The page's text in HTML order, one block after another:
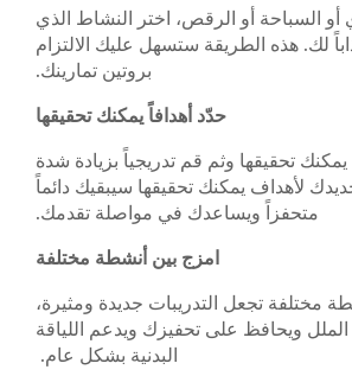
السباحة أو الرقص، اختر النشاط الذي
لك. هذه الطريقة ستسهل عليك الالتزام
بروتين تمارينك.
حدّد أهدافاً يمكنك تحقيقها
تحقيقها وثم قم تدريجياً بزيادة شدة
لأهداف يمكنك تحقيقها سيبقيك دائماً
متحفزاً ويساعدك في مواصلة تقدمك.
امزج بين أنشطة مختلفة
مختلفة تجعل التدريبات جديدة ومثيرة،
ويحافظ على تحفيزك ويدعم اللياقة
البدنية بشكل عام.